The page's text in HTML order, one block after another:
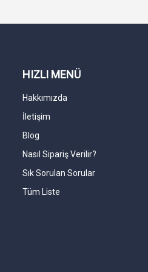
HIZLI MENÜ
Hakkımızda
İletişim
Blog
Nasıl Sipariş Verilir?
Sık Sorulan Sorular
Tüm Liste